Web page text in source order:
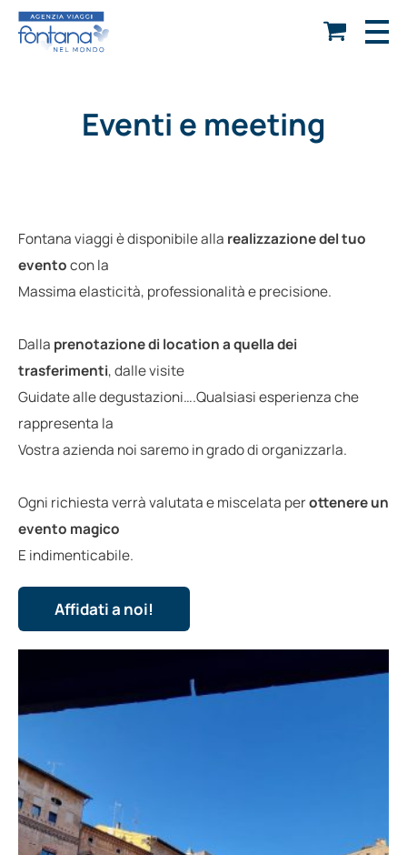
Eventi e meeting
Fontana viaggi è disponibile alla realizzazione del tuo
eventocon la
Massima elasticità, professionalità e precisione.
Dalla prenotazione di location a quella dei
trasferimenti, dalle visite
Guidate alle degustazioni….Qualsiasi esperienza che
rappresenta la
Vostra azienda noi saremo in grado di organizzarla.
Ogni richiesta verrà valutata e miscelata perottenere un
evento magico
E indimenticabile.
Affidati a noi!